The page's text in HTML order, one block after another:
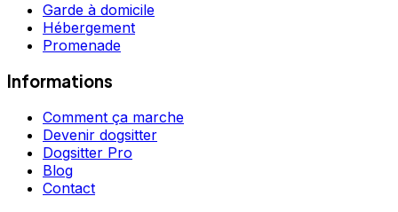
Garde à domicile
Hébergement
Promenade
Informations
Comment ça marche
Devenir dogsitter
Dogsitter Pro
Blog
Contact